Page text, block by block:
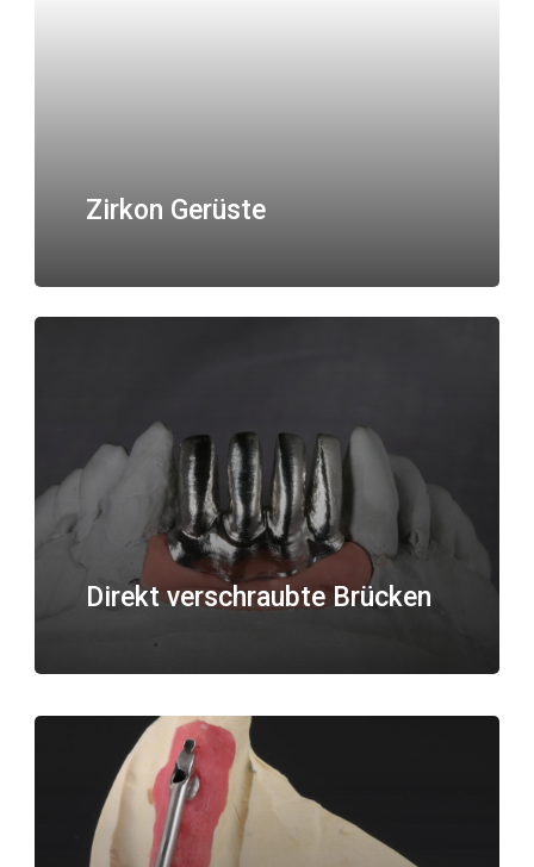
Zirkon Gerüste
Direkt verschraubte Brücken